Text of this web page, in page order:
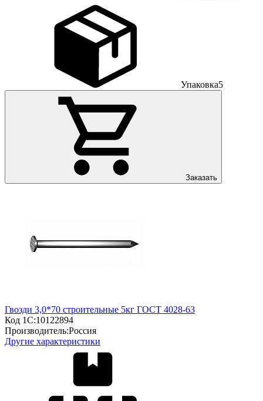
Упаковка5
Заказать
Гвозди 3,0*70 строительные 5кг ГОСТ 4028-63
Код 1С:10122894
Производитель:Россия
Другие характеристики